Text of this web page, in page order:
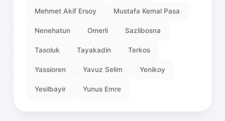
Mehmet Akif Ersoy Mustafa Kemal Pasa
Nenehatun Omerli Sazlibosna
Tasoluk Tayakadin Terkos
Yassioren Yavuz Selim Yenikoy
Yesilbayir Yunus Emre